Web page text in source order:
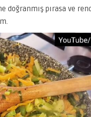
doğranmış pırasa ve